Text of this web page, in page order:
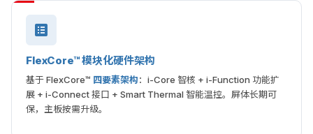
FlexCore™ 模块化硬件架构
基于 FlexCore™ 四要素架构：i-Core 智核 + i-Function 功能扩
展 + i-Connect 接口 + Smart Thermal 智能温控。屏体长期可
保，主板按需升级。